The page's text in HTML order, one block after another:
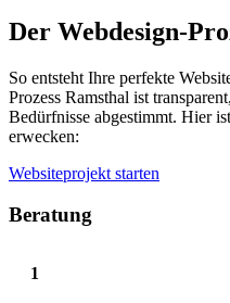
Der Webdesign-
So entsteht Ihre perfekte
Prozess Ramsthal ist
Bedürfnisse abgestimmt. Hier
erwecken:
Websiteprojekt starten
Beratung